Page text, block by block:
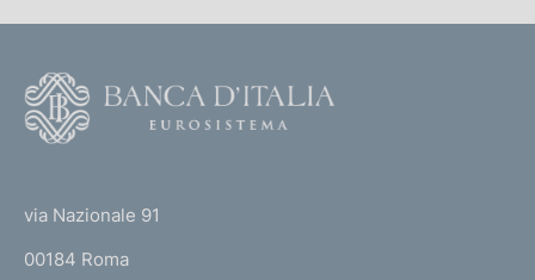
r
via Nazionale 91
00184 Roma